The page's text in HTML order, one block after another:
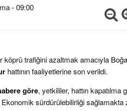
- 09:00
köprü trafiğini azaltmak amacıyla
hattının faaliyetlerine son verildi.
göre, yetkililer, hattın
sürdürülebilirliği sağlamakta